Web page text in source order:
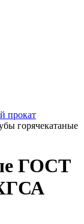
прокат
горячекатаные
ГОСТ